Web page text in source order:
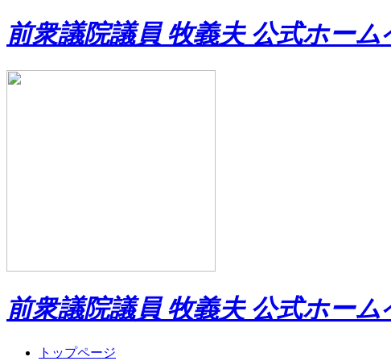
前衆議院議員 牧義夫 公式ホーム
前衆議院議員 牧義夫 公式ホーム
トップページ